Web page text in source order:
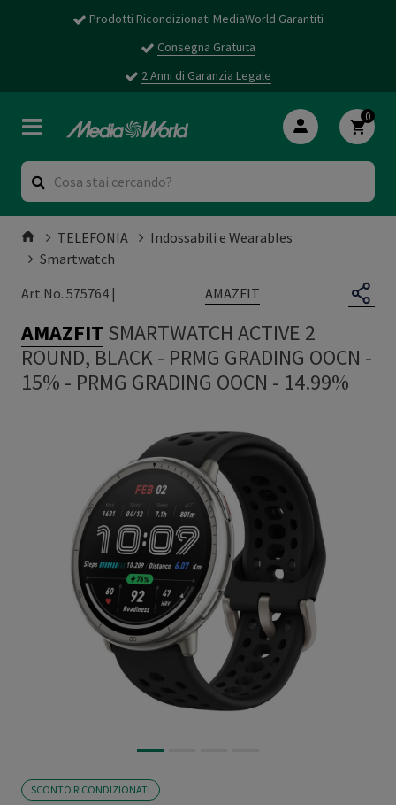
Prodotti Ricondizionati MediaWorld Garantiti
Consegna Gratuita
2 Anni di Garanzia Legale
0
TELEFONIA
Indossabili e Wearables
Smartwatch
Art.No. 575764 |
AMAZFIT
AMAZFIT SMARTWATCH ACTIVE 2
ROUND, BLACK - PRMG GRADING OOCN -
15% - PRMG GRADING OOCN - 14.99%
SCONTO RICONDIZIONATI